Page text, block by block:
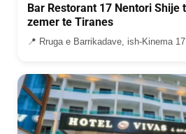
Bar Restorant 17 Nentori Shije
zemer te Tiranes
📍 Rruga e Barrikadave, ish-Kinema